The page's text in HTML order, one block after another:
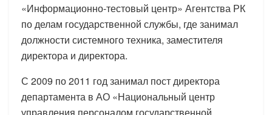
«Информационно-тестовый центр» Агентства РК
по делам государственной службы, где занимал
должности системного техника, заместителя
директора и директора.
С 2009 по 2011 год занимал пост директора
департамента в АО «Национальный центр
управления персоналом государственной